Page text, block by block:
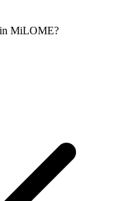
MiLOME?